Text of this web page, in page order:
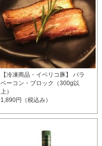
【冷凍商品・イベリコ豚】 バラ
ベーコン・ブロック（300g以
上）
1,890円（税込み）